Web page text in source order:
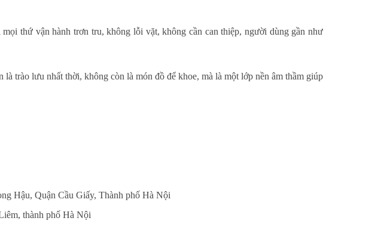
thứ vận hành trơn tru, không lỗi vặt, không cần can thiệp, người dùng gần như
trào lưu nhất thời, không còn là món đồ để khoe, mà là một lớp nền âm thầm giúp
Hậu, Quận Cầu Giấy, Thành phố Hà Nội
thành phố Hà Nội